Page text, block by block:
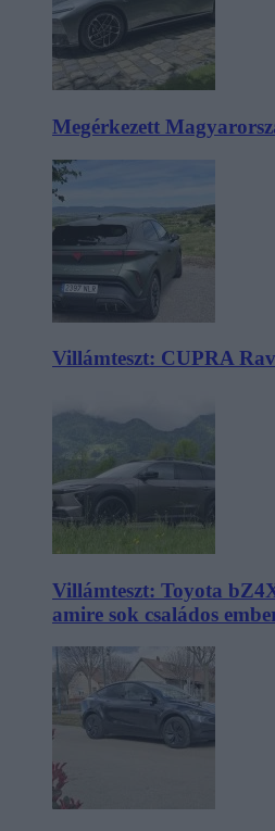
Megérkezett
Villámteszt: CUPRA
Villámteszt: Toyota
amire sok családos